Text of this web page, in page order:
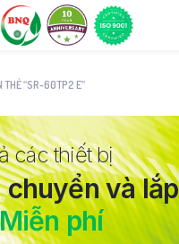
THẺ “SR-60TP2 E”
các thiết bị
chuyển và lắp
phí